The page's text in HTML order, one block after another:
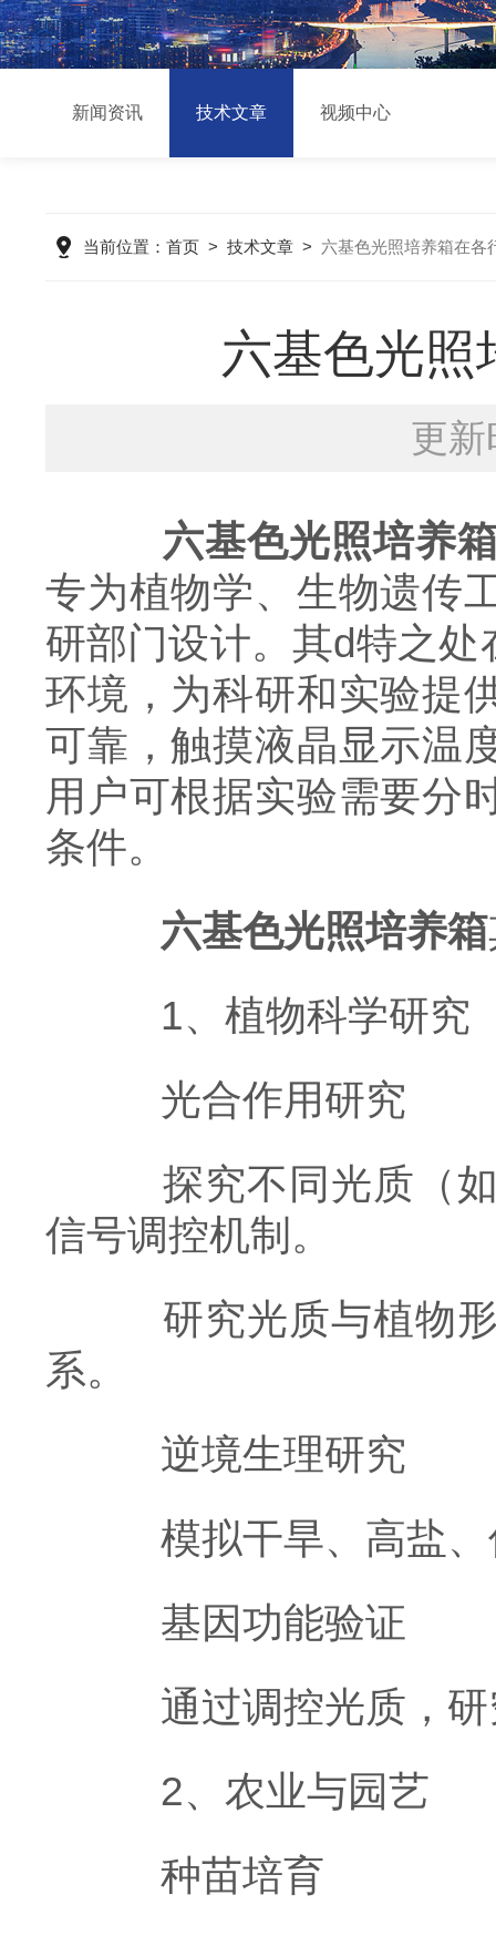
新闻资讯 技术文章 视频中心
当前位置： 首页> 技术文章> 六基色光照培养箱在各
六基色光照
更
六基色光照培养
专为植物学、生物遗传
研部门设计。其d特之
环境，为科研和实验提
可靠，触摸液晶显示温
用户可根据实验需要分
条件。
六基色光照培养箱
1、植物科学研究
光合作用研究
探究不同光质（如
信号调控机制。
研究光质与植物形
系。
逆境生理研究
模拟干旱、高盐、
基因功能验证
通过调控光质，研
2、农业与园艺
种苗培育